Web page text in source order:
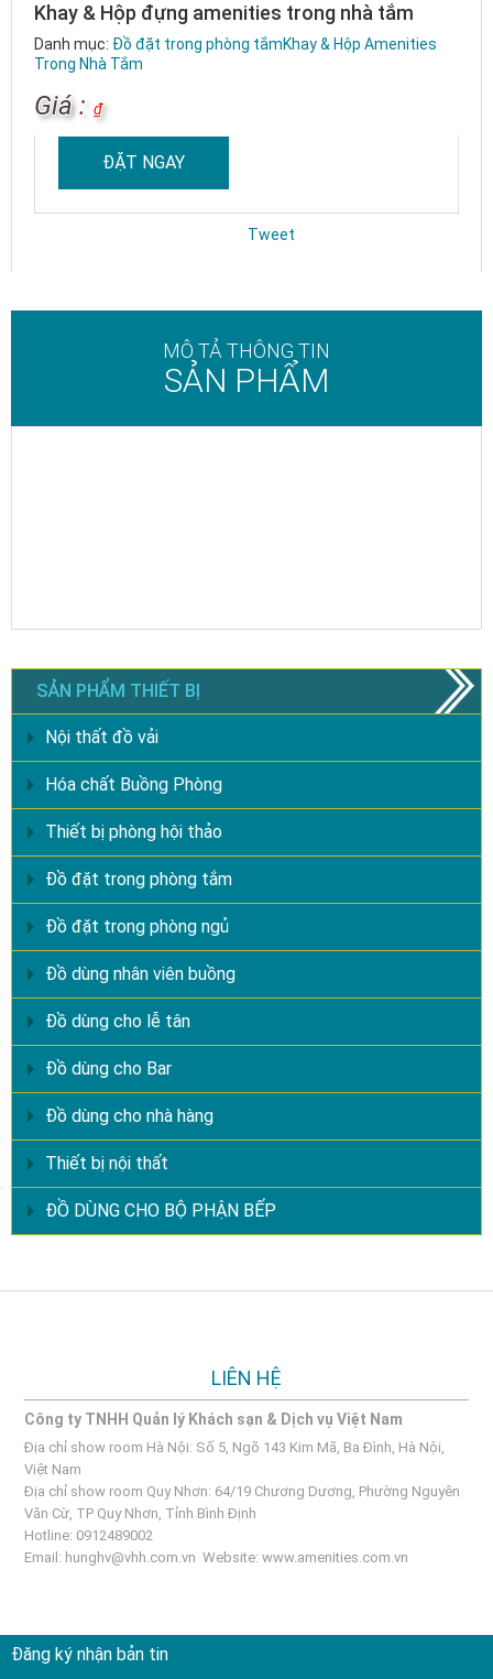
Khay & Hộp đựng amenities trong nhà tắm
Danh mục: Đồ đặt trong phòng tắmKhay & Hộp Amenities
Trong Nhà Tắm
Giá : ₫
ĐẶT NGAY
Tweet
MÔ TẢ THÔNG TIN
SẢN PHẨM
SẢN PHẨM THIẾT BỊ
Nội thất đồ vải
Hóa chất Buồng Phòng
Thiết bị phòng hội thảo
Đồ đặt trong phòng tắm
Đồ đặt trong phòng ngủ
Đồ dùng nhân viên buồng
Đồ dùng cho lễ tân
Đồ dùng cho Bar
Đồ dùng cho nhà hàng
Thiết bị nội thất
ĐỒ DÙNG CHO BỘ PHẬN BẾP
LIÊN HỆ
Công ty TNHH Quản lý Khách sạn & Dịch vụ Việt Nam
Địa chỉ show room Hà Nội: Số 5, Ngõ 143 Kim Mã, Ba Đình, Hà Nội,
Việt Nam
Địa chỉ show room Quy Nhơn: 64/19 Chương Dương, Phường Nguyên
Văn Cừ, TP Quy Nhơn, Tỉnh Bình Định
Hotline: 0912489002
Email: hunghv@vhh.com.vn Website:www.amenities.com.vn
Đăng ký nhận bản tin